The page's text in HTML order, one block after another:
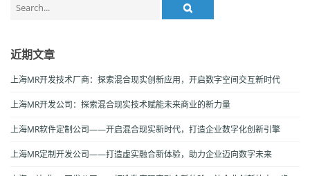
for:
近期文章
上海MR开发技术厂商：探索混合现实创新应用，开启数字空间交互新时代
上海MR开发公司：探索混合现实技术赋能未来商业的新力量
上海MR软件定制公司——开启混合现实新时代，打造企业数字化创新引擎
上海MR定制开发公司——打造虚实融合新体验，助力企业迈向数字未来